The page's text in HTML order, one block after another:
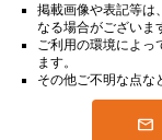
掲載画像や表記等は
なる場合がございま
ご利用の環境によっ
ます。
その他ご不明な点な